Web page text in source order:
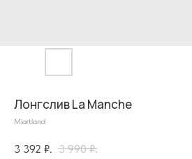
Лонгслив La Manche
Miartland
3 392 ₽. 3 990 ₽.